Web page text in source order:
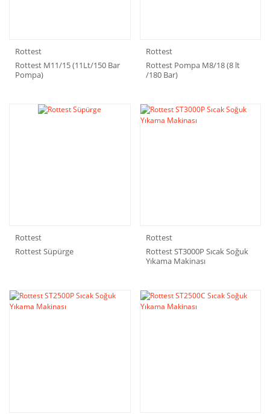
Rottest
Rottest M11/15 (11Lt/150 Bar
Pompa)
Rottest
Rottest Pompa M8/18 (8 lt
/180 Bar)
Rottest
Rottest Süpürge
Rottest
Rottest ST3000P Sıcak Soğuk
Yıkama Makinası